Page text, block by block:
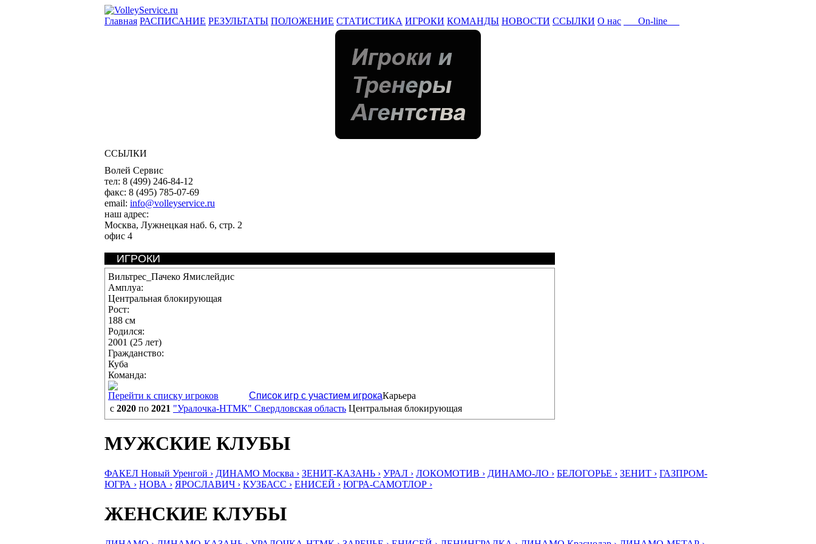
Главная РАСПИСАНИЕ РЕЗУЛЬТАТЫ ПОЛОЖЕНИЕ СТАТИСТИКА ИГРОКИ КОМАНДЫ НОВОСТИ ССЫЛКИ О нас On-line
ССЫЛКИ
Волей Сервис
тел: 8 (499) 246-84-12
факс: 8 (495) 785-07-69
email: info@volleyservice.ru
наш адрес:
Москва, Лужнецкая наб. 6, стр. 2
офис 4
ИГРОКИ
Вильтрес_Пачеко Ямислейдис
Амплуа:
Центральная блокирующая
Рост:
188 см
Родился:
2001 (25 лет)
Гражданство:
Куба
Команда:
Перейти к списку игроков
Список игр с участием игрокаКарьера
с 2020 по 2021 "Уралочка-НТМК" Свердловская область Центральная блокирующая
МУЖСКИЕ КЛУБЫ
ФАКЕЛ Новый Уренгой › ДИНАМО Москва › ЗЕНИТ-КАЗАНЬ › УРАЛ › ЛОКОМОТИВ › ДИНАМО-ЛО › БЕЛОГОРЬЕ › ЗЕНИТ › ГАЗПРОМ-
ЮГРА › НОВА › ЯРОСЛАВИЧ › КУЗБАСС › ЕНИСЕЙ › ЮГРА-САМОТЛОР ›
ЖЕНСКИЕ КЛУБЫ